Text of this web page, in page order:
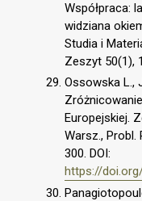
Współpraca:
widziana
Studia i
Zeszyt 50(1),
Ossowska L.,
Europejskiej.
Warsz., Probl.
300. DOI:
https://